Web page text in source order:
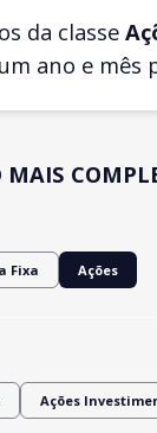
da classe
ano e
MAIS
Fixa Ações
Ações